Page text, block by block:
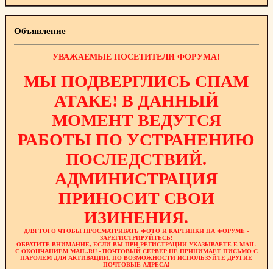
Объявление
УВАЖАЕМЫЕ ПОСЕТИТЕЛИ ФОРУМА!
МЫ ПОДВЕРГЛИСЬ СПАМ
АТАКЕ! В ДАННЫЙ
МОМЕНТ ВЕДУТСЯ
РАБОТЫ ПО УСТРАНЕНИЮ
ПОСЛЕДСТВИЙ.
АДМИНИСТРАЦИЯ
ПРИНОСИТ СВОИ
ИЗИНЕНИЯ.
ДЛЯ ТОГО ЧТОБЫ ПРОСМАТРИВАТЬ ФОТО И КАРТИНКИ НА ФОРУМЕ -
ЗАРЕГИСТРИРУЙТЕСЬ!
ОБРАТИТЕ ВНИМАНИЕ, ЕСЛИ ВЫ ПРИ РЕГИСТРАЦИИ УКАЗЫВАЕТЕ E-MAIL
С ОКОНЧАНИЕМ MAIL.RU - ПОЧТОВЫЙ СЕРВЕР НЕ ПРИНИМАЕТ ПИСЬМО С
ПАРОЛЕМ ДЛЯ АКТИВАЦИИ. ПО ВОЗМОЖНОСТИ ИСПОЛЬЗУЙТЕ ДРУГИЕ
ПОЧТОВЫЕ АДРЕСА!